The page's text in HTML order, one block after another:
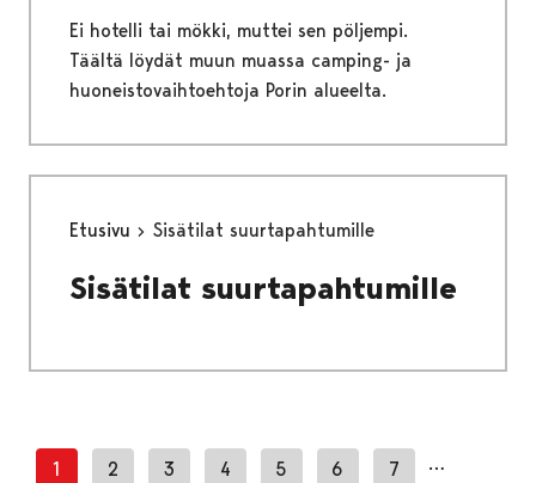
Ei hotelli tai mökki, muttei sen pöljempi.
Täältä löydät muun muassa camping- ja
huoneistovaihtoehtoja Porin alueelta.
Etusivu Sisätilat suurtapahtumille
Sisätilat suurtapahtumille
1 2 3 4 5 6 7 …